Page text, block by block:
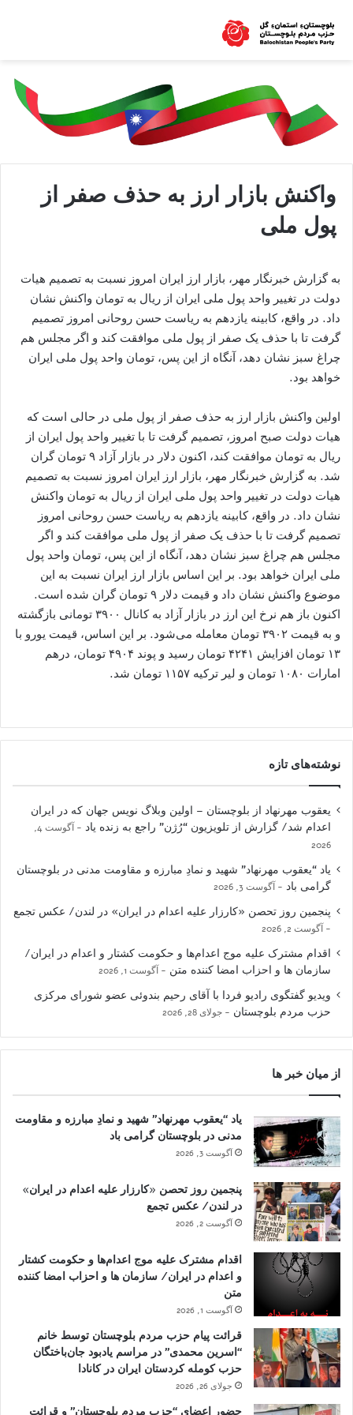
واکنش بازار ارز به حذف صفر از
پول ملی
به گزارش خبرنگار مهر، بازار ارز ایران امروز نسبت به تصمیم هیات
دولت در تغییر واحد پول ملی ایران از ریال به تومان واکنش نشان
داد. در واقع، کابینه یازدهم به ریاست حسن روحانی امروز تصمیم
گرفت تا با حذف یک صفر از پول ملی موافقت کند و اگر مجلس هم
چراغ سبز نشان دهد، آنگاه از این پس، تومان واحد پول ملی ایران
خواهد بود.
اولین واکنش بازار ارز به حذف صفر از پول ملی در حالی است که
هیات دولت صبح امروز، تصمیم گرفت تا با تغییر واحد پول ایران از
ریال به تومان موافقت کند، اکنون دلار در بازار آزاد ۹ تومان گران
شد. به گزارش خبرنگار مهر، بازار ارز ایران امروز نسبت به تصمیم
هیات دولت در تغییر واحد پول ملی ایران از ریال به تومان واکنش
نشان داد. در واقع، کابینه یازدهم به ریاست حسن روحانی امروز
تصمیم گرفت تا با حذف یک صفر از پول ملی موافقت کند و اگر
مجلس هم چراغ سبز نشان دهد، آنگاه از این پس، تومان واحد پول
ملی ایران خواهد بود. بر این اساس بازار ارز ایران نسبت به این
موضوع واکنش نشان داد و قیمت دلار ۹ تومان گران شده است.
اکنون باز هم نرخ این ارز در بازار آزاد به کانال ۳۹۰۰ تومانی بازگشته
و به قیمت ۳۹۰۲ تومان معامله می‌شود. بر این اساس، قیمت یورو با
۱۳ تومان افزایش ۴۲۴۱ تومان رسید و پوند ۴۹۰۴ تومان، درهم
امارات ۱۰۸۰ تومان و لیر ترکیه ۱۱۵۷ تومان شد.
نوشته‌های تازه
یعقوب مهرنهاد از بلوچستان – اولین وبلاگ نویس جهان که در ایران
اعدام شد/ گزارش از تلویزیون “رُژن” راجع به زنده یاد
آگوست 4,
2026
یاد “یعقوب مهرنهاد” شهید و نمادِ مبارزه و مقاومت مدنی در بلوچستان
گرامی باد
آگوست 3, 2026
پنجمین روز تحصن «کارزار علیه اعدام در ایران» در لندن/ عکس تجمع
آگوست 2, 2026
اقدام مشترک علیه موج اعدام‌ها و حکومت کشتار و اعدام در ایران/
سازمان ها و احزاب امضا کننده متن
آگوست 1, 2026
ویدیو گفتگوی رادیو فردا با آقای رحیم بندوئی عضو شورای مرکزی
حزب مردم بلوچستان
جولای 28, 2026
از میان خبر ها
یاد “یعقوب مهرنهاد” شهید و نمادِ مبارزه و مقاومت
مدنی در بلوچستان گرامی باد
آگوست 3, 2026
پنجمین روز تحصن «کارزار علیه اعدام در ایران»
در لندن/ عکس تجمع
آگوست 2, 2026
اقدام مشترک علیه موج اعدام‌ها و حکومت کشتار
و اعدام در ایران/ سازمان ها و احزاب امضا کننده
متن
آگوست 1, 2026
قرائت پیام حزب مردم بلوچستان توسط خانم
“اسرین محمدی” در مراسم یادبود جان‌باختگان
حزب کومله کردستان ایران در کانادا
جولای 26, 2026
حضور اعضای “حزب مردم بلوچستان” و قرائت